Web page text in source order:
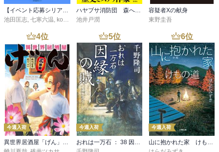
【イベント応募シリアルコード付】池田匡志出演・オーディオフォトブック「あの日」SPECIAL EDITION（音声／動画付）
池田匡志, 七寒六温, konoko58 ,村崎キコ
ハヤブサ消防団 森へつづく道
池井戸潤
容疑者Xの献身
東野圭吾
4位
今週入荷
異世界居酒屋「げん」三杯目
5位
今週入荷
おれは一万石 ： 38 因縁の賊
6位
今週入荷
山に抱かれた家 けもの道